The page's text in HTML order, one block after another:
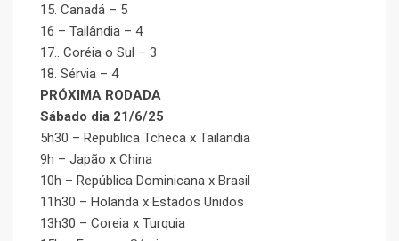
15. Canadá – 5
16 – Tailândia – 4
17.. Coréia o Sul – 3
18. Sérvia – 4
PRÓXIMA RODADA
Sábado dia 21/6/25
5h30 – Republica Tcheca x Tailandia
9h – Japão x China
10h – República Dominicana x Brasil
11h30 – Holanda x Estados Unidos
13h30 – Coreia x Turquia